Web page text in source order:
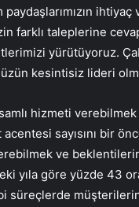
farklı taleplerine
yürütüyoruz.
kesintisiz lideri
hizmeti
sayısını bir
ve
yıla göre yüzde 43
süreçlerde